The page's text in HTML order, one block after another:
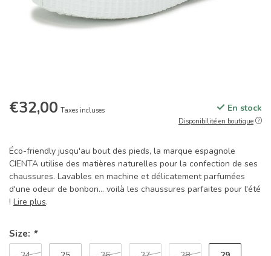
€32,00 Taxes incluses En stock
Disponibilité en boutique
Éco-friendly jusqu'au bout des pieds, la marque espagnole
CIENTA utilise des matières naturelles pour la confection de ses
chaussures. Lavables en machine et délicatement parfumées
d'une odeur de bonbon... voilà les chaussures parfaites pour l'été
! Lire plus.
Size: *